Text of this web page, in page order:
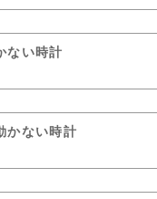
ない時計
かない時計